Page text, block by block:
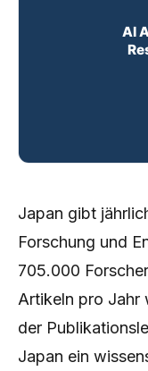
Japan gibt
Forschung und
705.000
Artikeln pro Jahr
der
Japan ein